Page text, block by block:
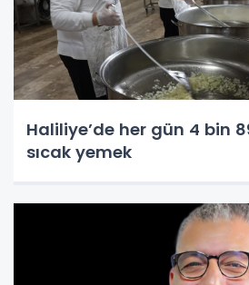
Haliliye’de her gün 4 bin
sıcak yemek